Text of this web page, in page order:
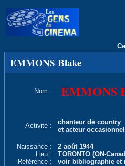
EMMONS Blake
Nom : EMMONS
Activité :
chanteur de country
et acteur
Naissance :
2 août 1944
Lieu :
TORONTO (ON-
Reférence :
voir bibliographie et